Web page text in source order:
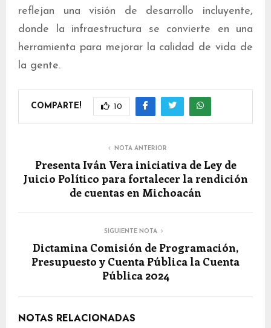
reflejan una visión de desarrollo incluyente,
donde la infraestructura se convierte en una
herramienta para mejorar la calidad de vida de
la gente.
COMPARTE! 10
NOTA ANTERIOR
Presenta Iván Vera iniciativa de Ley de
Juicio Político para fortalecer la rendición
de cuentas en Michoacán
SIGUIENTE NOTA
Dictamina Comisión de Programación,
Presupuesto y Cuenta Pública la Cuenta
Pública 2024
NOTAS RELACIONADAS